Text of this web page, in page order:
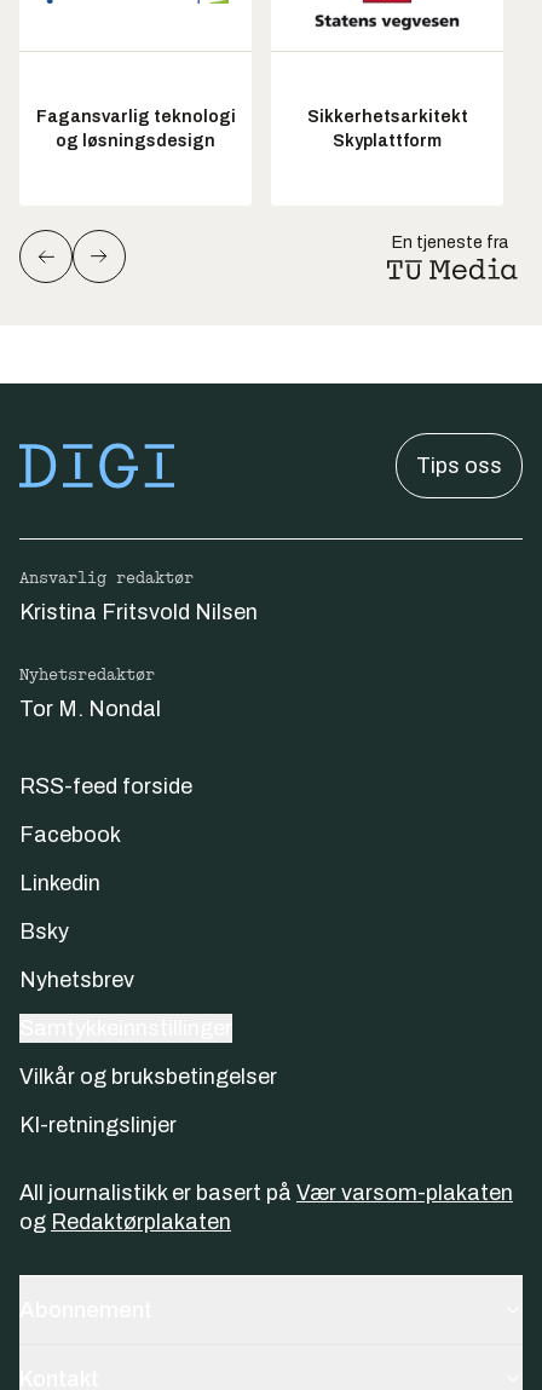
Fagansvarlig teknologi
og løsningsdesign
Sikkerhetsarkitekt
Skyplattform
En tjeneste fra
Tips oss
Ansvarlig redaktør
Kristina Fritsvold Nilsen
Nyhetsredaktør
Tor M. Nondal
RSS-feed forside
Facebook
Linkedin
Bsky
Nyhetsbrev
Vilkår og bruksbetingelser
KI-retningslinjer
All journalistikk er basert på Vær varsom-plakaten
og Redaktørplakaten